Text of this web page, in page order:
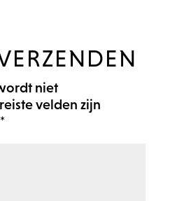
niet
velden zijn
*